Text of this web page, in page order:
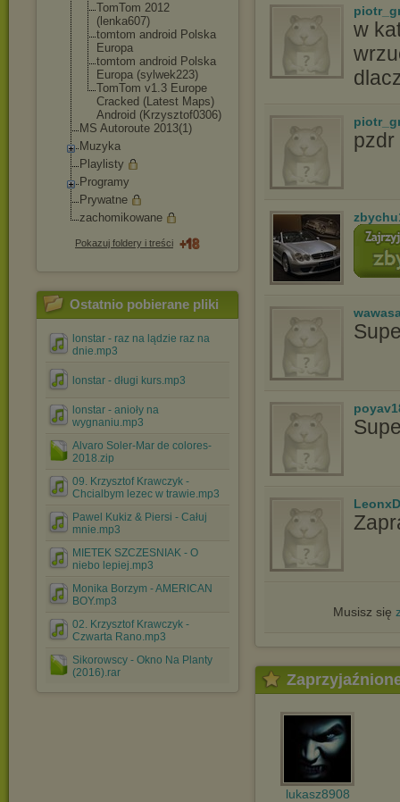
TomTom 2012
(lenka607)
tomtom android Polska
Europa
tomtom android Polska
Europa (sylwek223)
TomTom v1.3 Europe
Cracked (Latest Maps)
Android (Krzysztof0306)
MS Autoroute 2013(1)
Muzyka
Playlisty
Programy
Prywatne
zachomikowane
Pokazuj foldery i treści
Ostatnio pobierane pliki
lonstar - raz na lądzie raz na
dnie.mp3
lonstar - długi kurs.mp3
lonstar - anioły na
wygnaniu.mp3
Alvaro Soler-Mar de colores-
2018.zip
09. Krzysztof Krawczyk -
Chcialbym lezec w trawie.mp3
Pawel Kukiz & Piersi - Całuj
mnie.mp3
MIETEK SZCZESNIAK - O
niebo lepiej.mp3
Monika Borzym - AMERICAN
BOY.mp3
02. Krzysztof Krawczyk -
Czwarta Rano.mp3
Sikorowscy - Okno Na Planty
(2016).rar
w
pzdr
Musisz się
lukasz8908